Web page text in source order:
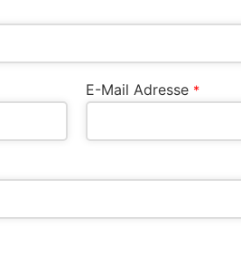
E-Mail Adresse *